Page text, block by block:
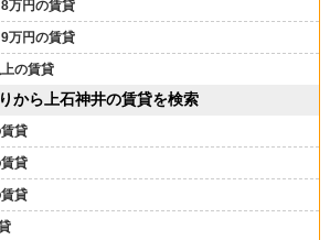
万円の賃貸
万円の賃貸
の賃貸
から上石神井の賃貸を検索
貸
貸
貸